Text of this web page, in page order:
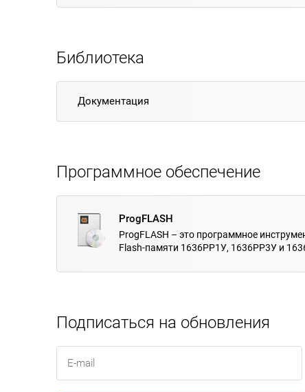
Библиотека
Документация
Программное обеспечение
ProgFLASH
ProgFLASH – это программное
Flash-памяти 1636РР1У, 1636РР3У и
Подписаться на обновления